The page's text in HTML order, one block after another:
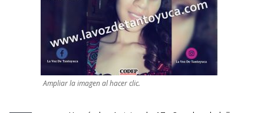
Ampliar la imagen al hacer clic.